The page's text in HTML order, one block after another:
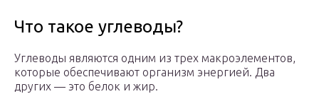
Что такое углеводы?
Углеводы являются одним из трех макроэлементов,
которые обеспечивают организм энергией. Два
других — это белок и жир.